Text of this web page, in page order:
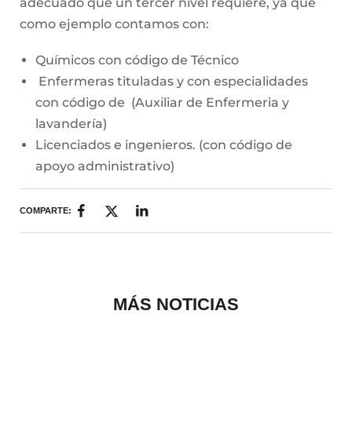
como ejemplo contamos con:
Químicos con código de Técnico
Enfermeras tituladas y con especialidades
con código de (Auxiliar de Enfermeria y
lavandería)
Licenciados e ingenieros. (con código de
apoyo administrativo)
COMPARTE:
MÁS NOTICIAS